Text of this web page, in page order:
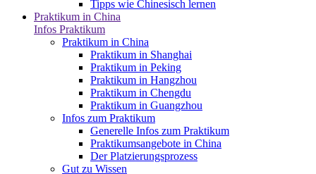
Tipps wie Chinesisch lernen
Praktikum in China
Infos Praktikum
Praktikum in China
Praktikum in Shanghai
Praktikum in Peking
Praktikum in Hangzhou
Praktikum in Chengdu
Praktikum in Guangzhou
Infos zum Praktikum
Generelle Infos zum Praktikum
Praktikumsangebote in China
Der Platzierungsprozess
Gut zu Wissen